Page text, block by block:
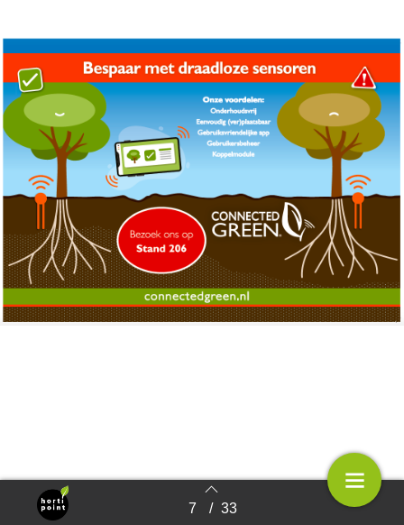
Terug naar overzicht 7 / 33